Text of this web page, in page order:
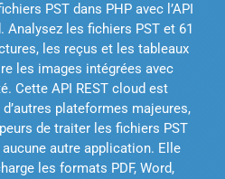
PST dans PHP avec l’API
Analysez les fichiers PST et 61
les reçus et les tableaux
les images intégrées avec
Cette API REST cloud est
plateformes majeures,
de traiter les fichiers PST
autre application. Elle
les formats PDF, Word,